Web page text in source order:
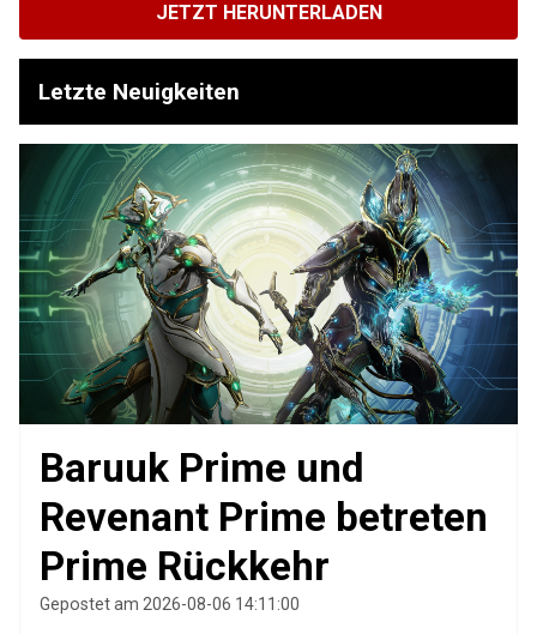
JETZT HERUNTERLADEN
Letzte Neuigkeiten
Baruuk Prime und
Revenant Prime betreten
Prime Rückkehr
Gepostet am 2026-08-06 14:11:00